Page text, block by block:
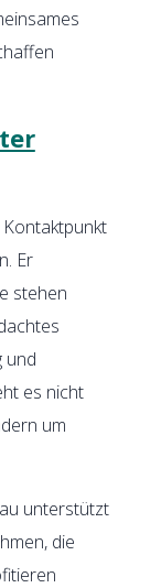
Er
stehen
und
es nicht
um
unterstützt
die